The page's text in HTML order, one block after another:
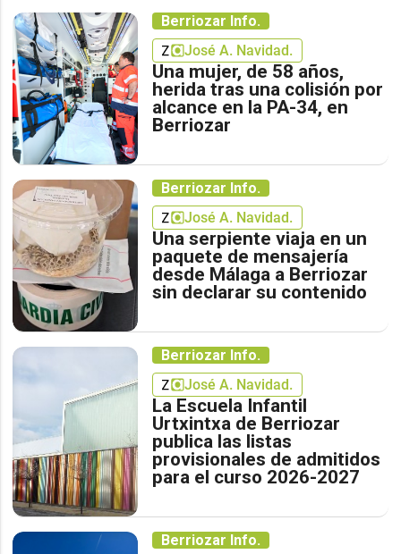
Berriozar Info.
José A. Navidad.
Una mujer, de 58 años,
herida tras una colisión por
alcance en la PA-34, en
Berriozar
Berriozar Info.
José A. Navidad.
Una serpiente viaja en un
paquete de mensajería
desde Málaga a Berriozar
sin declarar su contenido
Berriozar Info.
José A. Navidad.
La Escuela Infantil
Urtxintxa de Berriozar
publica las listas
provisionales de admitidos
para el curso 2026-2027
Berriozar Info.